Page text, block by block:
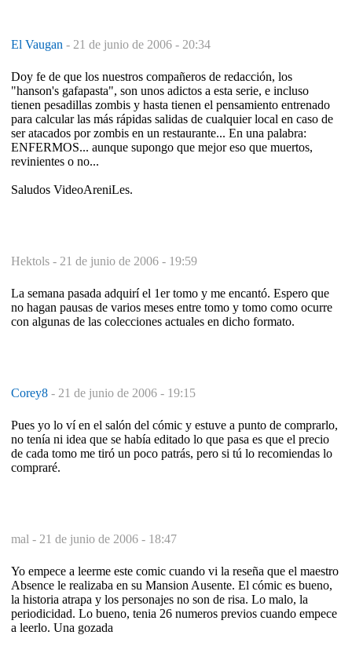
El Vaugan - 21 de junio de 2006 - 20:34
Doy fe de que los nuestros compañeros de redacción, los
"hanson's gafapasta", son unos adictos a esta serie, e incluso
tienen pesadillas zombis y hasta tienen el pensamiento entrenado
para calcular las más rápidas salidas de cualquier local en caso de
ser atacados por zombis en un restaurante... En una palabra:
ENFERMOS... aunque supongo que mejor eso que muertos,
revinientes o no...
Saludos VideoAreniLes.
Hektols - 21 de junio de 2006 - 19:59
La semana pasada adquirí el 1er tomo y me encantó. Espero que
no hagan pausas de varios meses entre tomo y tomo como ocurre
con algunas de las colecciones actuales en dicho formato.
Corey8 - 21 de junio de 2006 - 19:15
Pues yo lo ví en el salón del cómic y estuve a punto de comprarlo,
no tenía ni idea que se había editado lo que pasa es que el precio
de cada tomo me tiró un poco patrás, pero si tú lo recomiendas lo
compraré.
mal - 21 de junio de 2006 - 18:47
Yo empece a leerme este comic cuando vi la reseña que el maestro
Absence le realizaba en su Mansion Ausente. El cómic es bueno,
la historia atrapa y los personajes no son de risa. Lo malo, la
periodicidad. Lo bueno, tenia 26 numeros previos cuando empece
a leerlo. Una gozada